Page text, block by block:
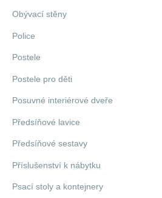
Obývací stěny
Police
Postele
Postele pro děti
Posuvné interiérové dveře
Předsíňové lavice
Předsíňové sestavy
Příslušenství k nábytku
Psací stoly a kontejnery